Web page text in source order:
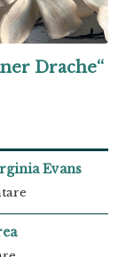
Drache“
Evans